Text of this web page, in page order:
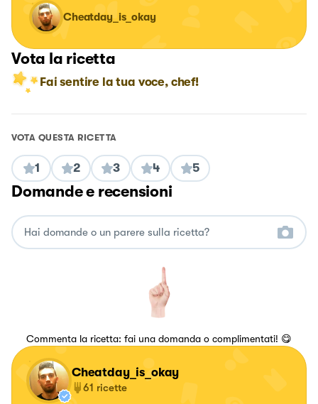
Cheatday_is_okay
Vota la ricetta
Fai sentire la tua voce, chef!
VOTA QUESTA RICETTA
1 2 3 4 5
Domande e recensioni
Commenta la ricetta: fai una domanda o complimentati! 😋
Cheatday_is_okay
61 ricette